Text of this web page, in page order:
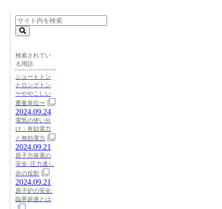
検索されてい
る用語
ショートトン
とロングトン
〜ややこしい
重量単位〜
2024.09.24
電気の使い分
け：有効電力
と無効電力
2024.09.21
原子力発電の
安全: 圧力逃し
弁の役割
2024.09.21
原子炉の安全:
臨界超過とは